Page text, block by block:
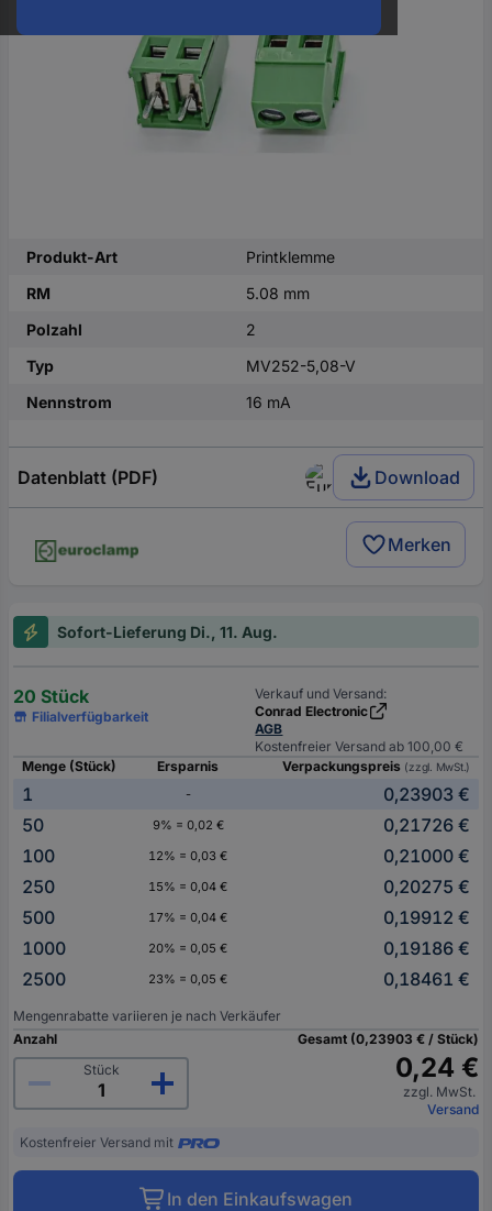
Produkt-Art
Printklemme
RM
5.08 mm
Polzahl
2
Typ
MV252-5,08-V
Nennstrom
16 mA
Datenblatt (PDF) Download
Merken
Sofort-Lieferung Di., 11. Aug.
20 Stück
Filialverfügbarkeit
Verkauf und Versand:
Conrad Electronic
AGB
Kostenfreier Versand ab 100,00 €
Menge (Stück)
Ersparnis Verpackungspreis (zzgl. MwSt.)
1 -
0,23903 €
50
9% = 0,02 €
0,21726 €
100
12% = 0,03 €
0,21000 €
250
15% = 0,04 €
0,20275 €
500
17% = 0,04 €
0,19912 €
1000
20% = 0,05 €
0,19186 €
2500
23% = 0,05 € 0,18461 €
Mengenrabatte variieren je nach Verkäufer
Anzahl
Stück
Gesamt (0,23903 € / Stück)
0,24 €
zzgl. MwSt.
Versand
Kostenfreier Versand mit
In den Einkaufswagen